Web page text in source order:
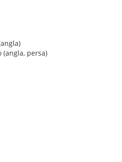
(angla, persa)